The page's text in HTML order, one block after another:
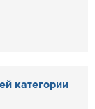
категории